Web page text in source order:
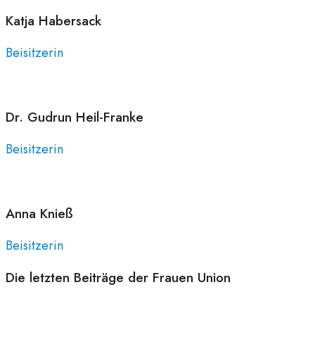
Katja Habersack
Beisitzerin
Dr. Gudrun Heil-Franke
Beisitzerin
Anna Knieß
Beisitzerin
Die letzten Beiträge der Frauen Union